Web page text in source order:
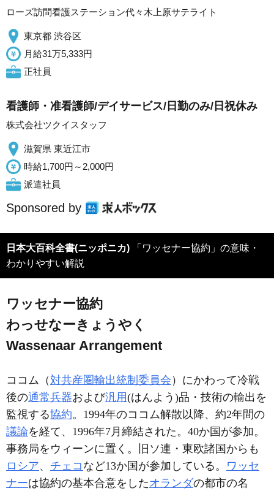
ローズ訪問看護ステーション代々木上原サテライト
東京都 渋谷区
月給31万5,333円
正社員
看護師・准看護師/デイサービス/日勤のみ/日祝休み
株式会社ツクイスタッフ
滋賀県 東近江市
時給1,700円～2,000円
派遣社員
Sponsored by
日本大百科全書(ニッポニカ) 「ワッセナー協約」の意味・
わかりやすい解説
ワッセナー協約
わっせなーきょうやく
Wassenaar Arrangement
ココム（ 対共産圏輸出統制委員会 ）にかわって冷戦
後の通常兵器および汎用(はんよう)品・技術の輸出を
監視する協約。1994年のココム解散以降、約2年間の
議論を経て、1996年7月締結された。40か国が参加。
事務局をウィーンに置く。旧ソ連・東欧諸国からも
ロシア、 チェコ など13か国が参加している。 ワッセ
ナーは協約の基本合意をしたオランダの都市の名